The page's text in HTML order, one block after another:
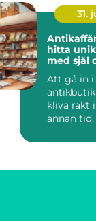
31.
hitta
med själ
Att gå in i
kliva rakt
annan tid.
möter b...